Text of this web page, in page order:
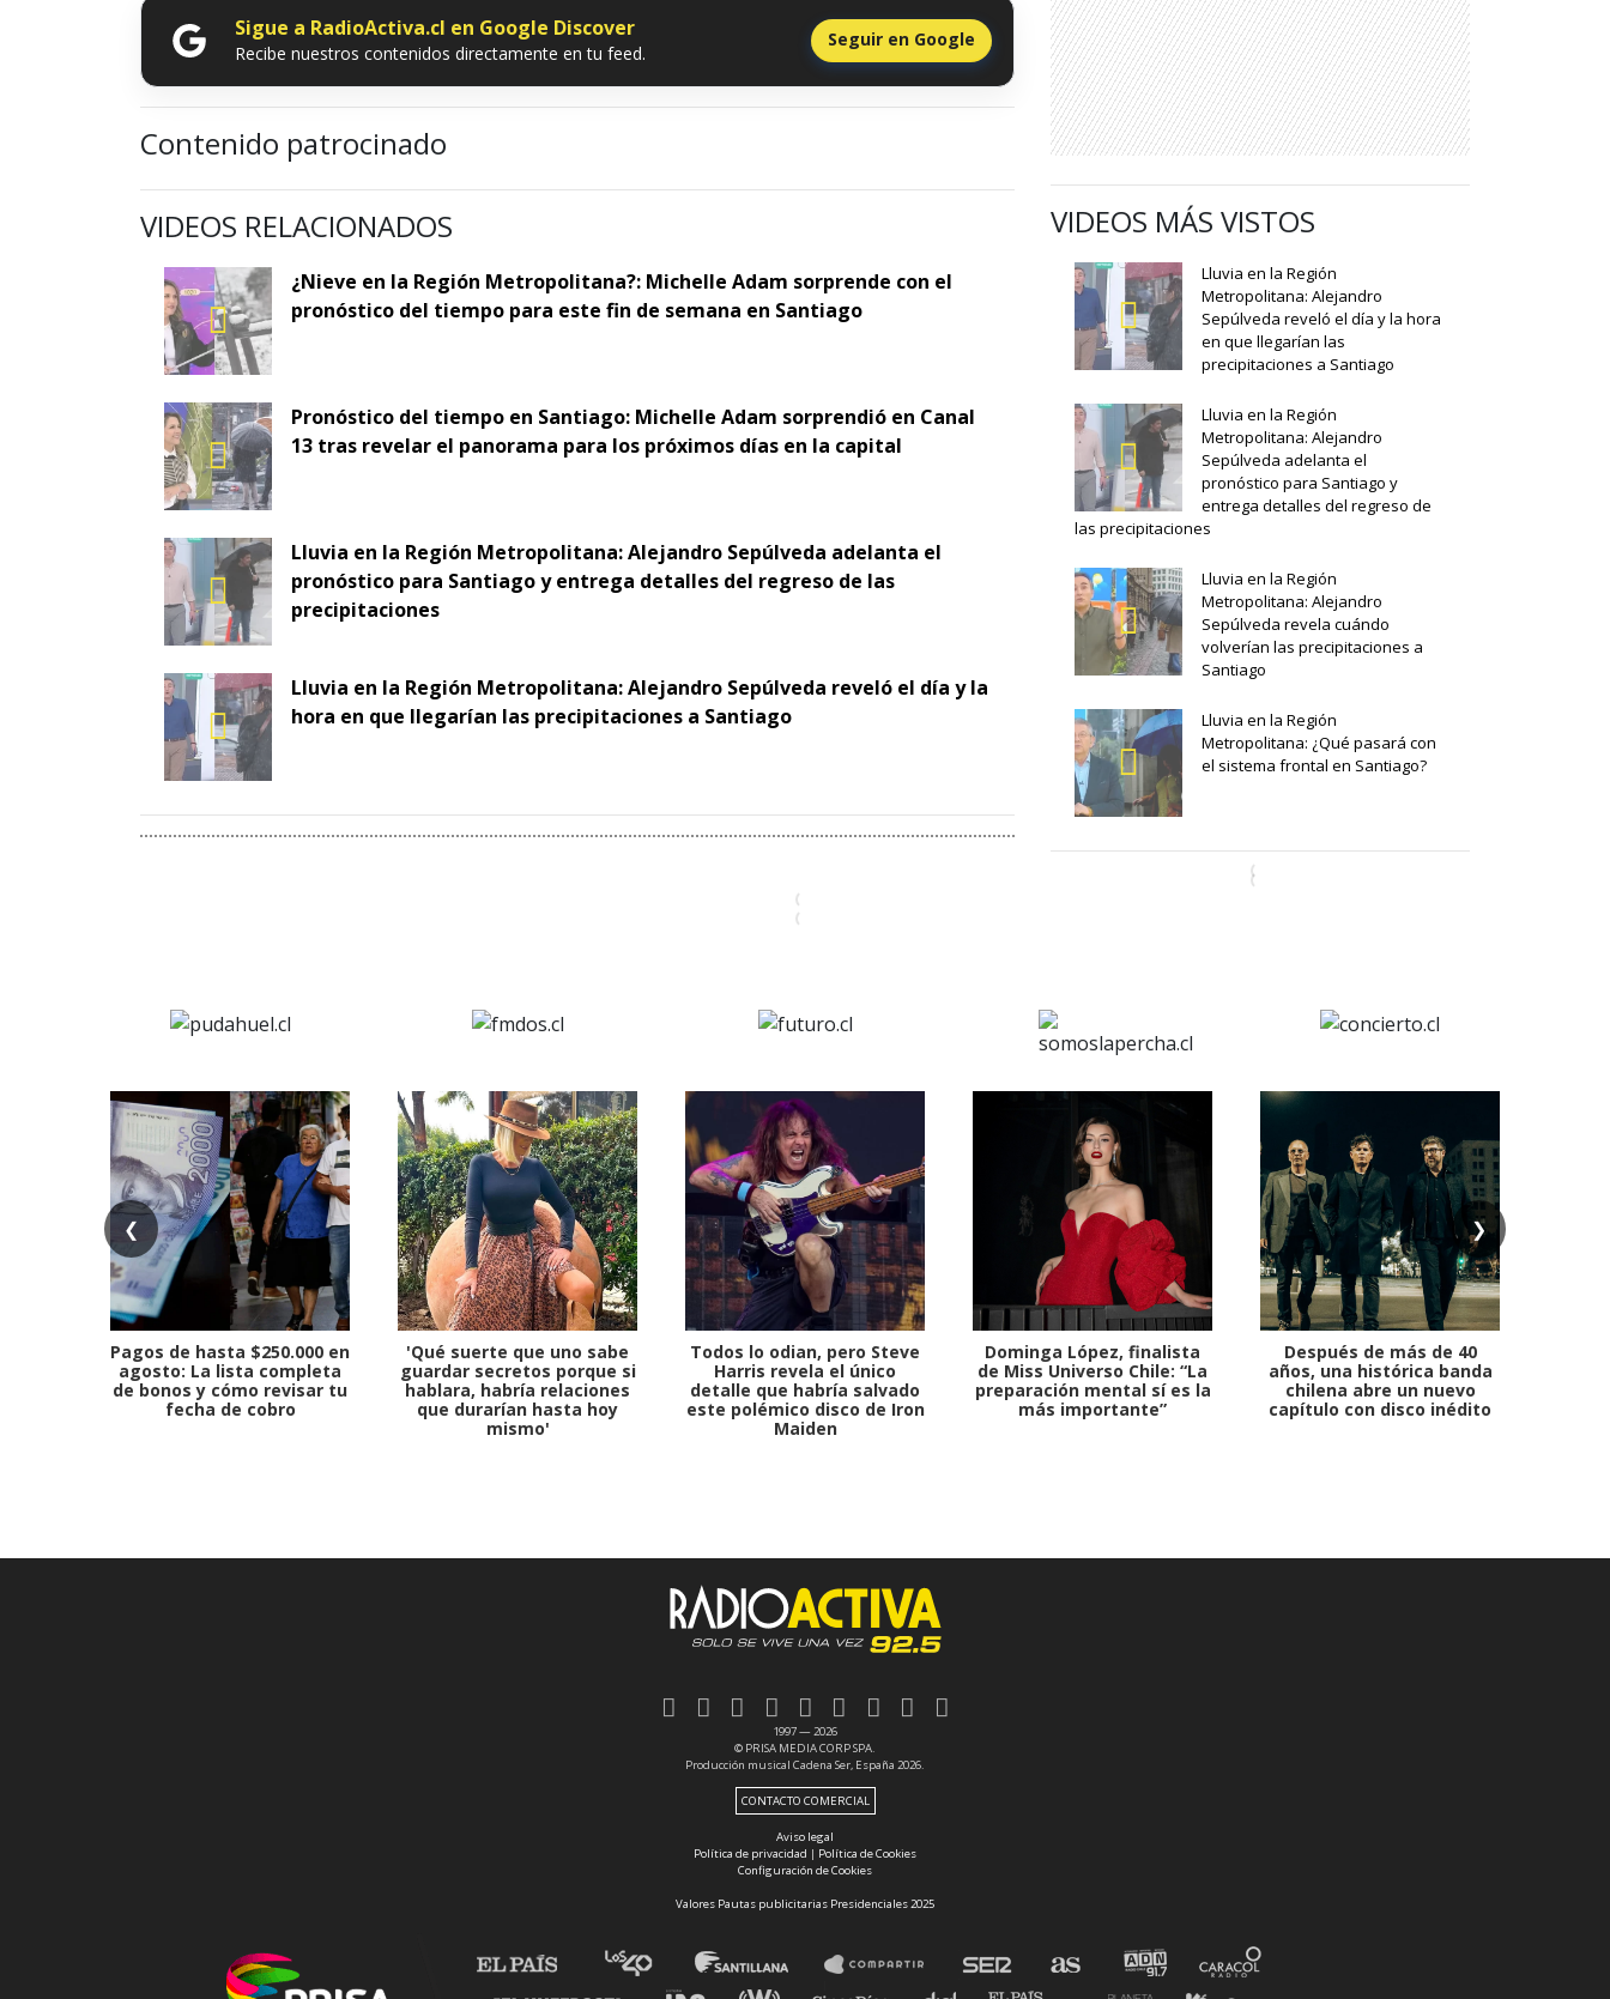
Sigue a RadioActiva.cl en Google Discover
Recibe nuestros contenidos directamente en tu feed.
Seguir en Google
Contenido patrocinado
VIDEOS RELACIONADOS
¿Nieve en la Región Metropolitana?: Michelle Adam sorprende con el
pronóstico del tiempo para este fin de semana en Santiago
Pronóstico del tiempo en Santiago: Michelle Adam sorprendió en Canal
13 tras revelar el panorama para los próximos días en la capital
Lluvia en la Región Metropolitana: Alejandro Sepúlveda adelanta el
pronóstico para Santiago y entrega detalles del regreso de las
precipitaciones
Lluvia en la Región Metropolitana: Alejandro Sepúlveda reveló el día y la
hora en que llegarían las precipitaciones a Santiago
VIDEOS MÁS VISTOS
Lluvia en la Región
Metropolitana: Alejandro
Sepúlveda reveló el día y la hora
en que llegarían las
precipitaciones a Santiago
Lluvia en la Región
Metropolitana: Alejandro
Sepúlveda adelanta el
pronóstico para Santiago y
entrega detalles del regreso de
las precipitaciones
Lluvia en la Región
Metropolitana: Alejandro
Sepúlveda revela cuándo
volverían las precipitaciones a
Santiago
Lluvia en la Región
Metropolitana: ¿Qué pasará con
el sistema frontal en Santiago?
❮ ❯
Pagos de hasta $250.000 en
agosto: La lista completa
de bonos y cómo revisar tu
fecha de cobro
'Qué suerte que uno sabe
guardar secretos porque si
hablara, habría relaciones
que durarían hasta hoy
mismo'
Todos lo odian, pero Steve
Harris revela el único
detalle que habría salvado
este polémico disco de Iron
Maiden
Dominga López, finalista
de Miss Universo Chile: “La
preparación mental sí es la
más importante”
Después de más de 40
años, una histórica banda
chilena abre un nuevo
capítulo con disco inédito
1997 — 2026
© PRISA MEDIA CORP SPA.
Producción musical Cadena Ser, España 2026.
CONTACTO COMERCIAL
Aviso legal
Política de privacidad | Política de Cookies
Configuración de Cookies
Valores Pautas publicitarias Presidenciales 2025